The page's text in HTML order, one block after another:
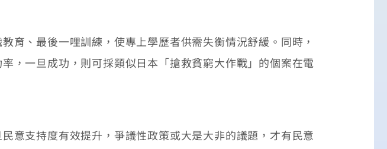
、最後一哩訓練，使專上學歷者供需失衡情況舒緩。同時，
，一旦成功，則可採類似日本「搶救貧窮大作戰」的個案在電
支持度有效提升，爭議性政策或大是大非的議題，才有民意